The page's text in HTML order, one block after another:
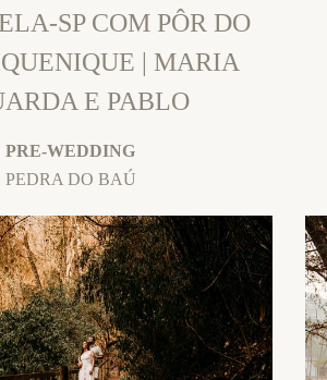
SP COM PÔR DO
| MARIA
E PABLO
PRE-WEDDING
PEDRA DO BAÚ